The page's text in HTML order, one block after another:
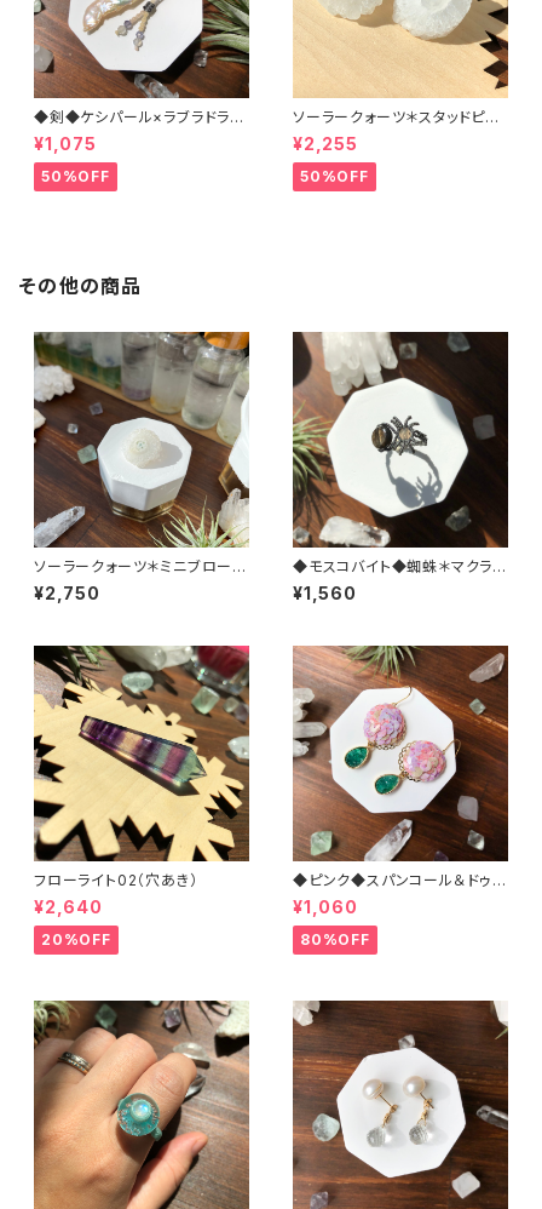
◆剣◆ケシパール×ラブラドライ
ト＊マクラメペンダント
¥1,075
50%OFF
ソーラークォーツ＊スタッドピア
ス（チタン）
¥2,255
50%OFF
その他の商品
ソーラークォーツ＊ミニブローチ
（シルバー）
¥2,750
◆モスコバイト◆蜘蛛＊マクラメ
リング
¥1,560
フローライト02（穴あき）
¥2,640
20%OFF
◆ピンク◆スパンコール＆ドゥル
ージー＊刺繍ピアス（サージカル
ステンレス）
¥1,060
80%OFF